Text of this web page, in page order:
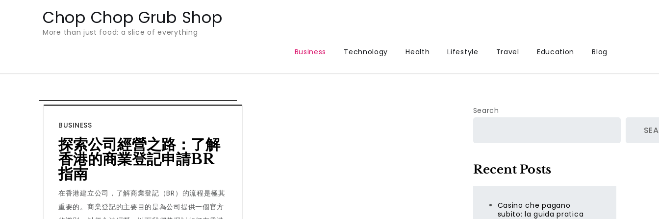
Chop Chop Grub Shop
More than just food: a slice of everything
Business
Technology Health Lifestyle Travel Education Blog
BUSINESS
探索公司經營之路：了解
香港的商業登記申請BR
指南
在香港建立公司，了解商業登記（BR）的流程是極其
重要的。商業登記的主要目的是為公司提供一個官方
Search
Recent Posts
Casino che pagano
subito: la guida pratica